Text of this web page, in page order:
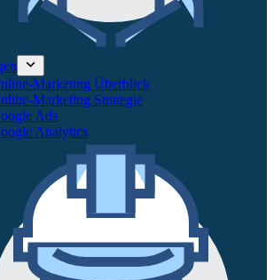
Marketing Überblick
Marketing Strategie
Ads
Analytics